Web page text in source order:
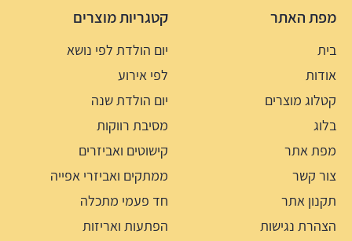
מפת האתר
בית
אודות
קטלוג מוצרים
בלוג
מפת אתר
צור קשר
תקנון אתר
הצהרת נגישות
קטגריות מוצרים
יום הולדת לפי נושא
לפי אירוע
יום הולדת שנה
מסיבת רווקות
קישוטים ואביזרים
ממתקים ואביזרי אפייה
חד פעמי מתכלה
הפתעות ואריזות